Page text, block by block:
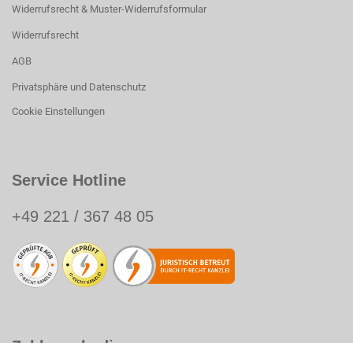
Widerrufsrecht & Muster-Widerrufsformular
Widerrufsrecht
AGB
Privatsphäre und Datenschutz
Cookie Einstellungen
Service Hotline
+49 221 / 367 48 05